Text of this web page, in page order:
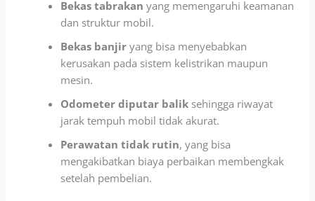
Bekas tabrakan yang memengaruhi keamanan
dan struktur mobil.
Bekas banjir yang bisa menyebabkan
kerusakan pada sistem kelistrikan maupun
mesin.
Odometer diputar balik sehingga riwayat
jarak tempuh mobil tidak akurat.
Perawatan tidak rutin, yang bisa
mengakibatkan biaya perbaikan membengkak
setelah pembelian.